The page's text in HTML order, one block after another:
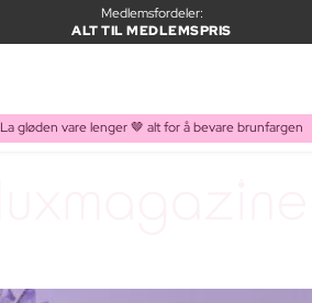
Medlemsfordeler:
ALT TIL MEDLEMSPRIS
La gløden vare lenger 🤎 alt for å bevare brunfargen